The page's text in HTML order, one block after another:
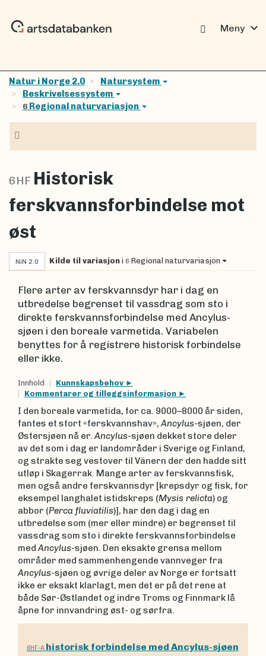
Meny expand_more
Natur i Norge 2.0
Natursystem
Beskrivelsessystem
6 Regional naturvariasjon
6HF Historisk
ferskvannsforbindelse mot
øst
NiN 2.0 Kilde til variasjon i 6 Regional naturvariasjon
Flere arter av ferskvannsdyr har i dag en
utbredelse begrenset til vassdrag som sto i
direkte ferskvannsforbindelse med Ancylus-
sjøen i den boreale varmetida. Variabelen
benyttes for å registrere historisk forbindelse
eller ikke.
Innhold
Kunnskapsbehov
Kommentarer og tilleggsinformasjon
I den boreale varmetida, for ca. 9000–8000 år siden,
fantes et stort «ferskvannshav»,Ancylus-sjøen, der
Østersjøen nå er.Ancylus-sjøen dekket store deler
av det som i dag er landområder i Sverige og Finland,
og strakte seg vestover til Vänern der den hadde sitt
utløp i Skagerrak. Mange arter av ferskvannsfisk,
men også andre ferskvannsdyr [krepsdyr og fisk, for
eksempel langhalet istidskreps (Mysis relicta) og
abbor (Perca fluviatilis)], har den dag i dag en
utbredelse som (mer eller mindre) er begrenset til
vassdrag som sto i direkte ferskvannsforbindelse
medAncylus-sjøen. Den eksakte grensa mellom
områder med sammenhengende vannveger fra
Ancylus-sjøen og øvrige deler av Norge er fortsatt
ikke er eksakt klarlagt, men det er på det rene at
både Sør-Østlandet og indre Troms og Finnmark lå
åpne for innvandring øst- og sørfra.
6HF-A historisk forbindelse med Ancylus-sjøen